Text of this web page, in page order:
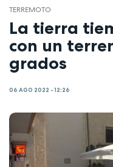
TERREMOTO
La tierra
con un
grados
06 AGO 2022 - 12:26